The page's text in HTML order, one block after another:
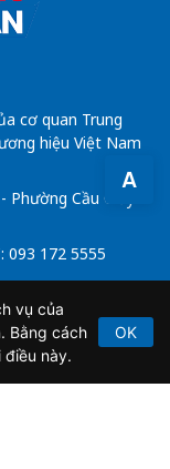
A
cơ quan Trung
hiệu Việt Nam
Cầu Giấy -
093 172 5555
BTTTT do Bộ
vụ của
Bằng cách
này.
OK